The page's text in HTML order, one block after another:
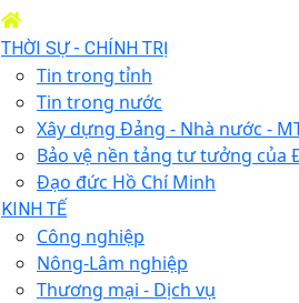
THỜI SỰ - CHÍNH TRỊ
Tin trong tỉnh
Tin trong nước
Xây dựng Đảng - Nhà nước -
Bảo vệ nền tảng tư tưởng của
Đạo đức Hồ Chí Minh
KINH TẾ
Công nghiệp
Nông-Lâm nghiệp
Thương mại - Dịch vụ